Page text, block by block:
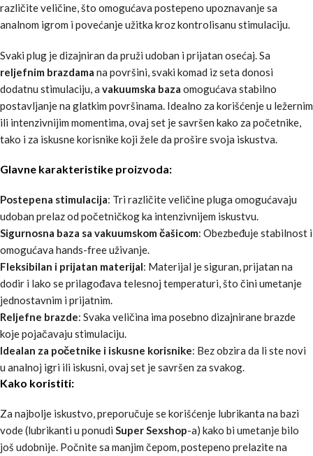
različite veličine, što omogućava postepeno upoznavanje sa
analnom igrom i povećanje užitka kroz kontrolisanu stimulaciju.
Svaki plug je dizajniran da pruži udoban i prijatan osećaj. Sa
reljefnim brazdama na površini, svaki komad iz seta donosi
dodatnu stimulaciju, a vakuumska baza omogućava stabilno
postavljanje na glatkim površinama. Idealno za korišćenje u ležernim
ili intenzivnijim momentima, ovaj set je savršen kako za početnike,
tako i za iskusne korisnike koji žele da prošire svoja iskustva.
Glavne karakteristike proizvoda:
Postepena stimulacija: Tri različite veličine pluga omogućavaju
udoban prelaz od početničkog ka intenzivnijem iskustvu.
Sigurnosna baza sa vakuumskom čašicom: Obezbeđuje stabilnost i
omogućava hands-free uživanje.
Fleksibilan i prijatan materijal: Materijal je siguran, prijatan na
dodir i lako se prilagođava telesnoj temperaturi, što čini umetanje
jednostavnim i prijatnim.
Reljefne brazde: Svaka veličina ima posebno dizajnirane brazde
koje pojačavaju stimulaciju.
Idealan za početnike i iskusne korisnike: Bez obzira da li ste novi
u analnoj igri ili iskusni, ovaj set je savršen za svakog.
Kako koristiti:
Za najbolje iskustvo, preporučuje se korišćenje lubrikanta na bazi
vode (lubrikanti u ponudi Super Sexshop-a) kako bi umetanje bilo
još udobnije. Počnite sa manjim čepom, postepeno prelazite na